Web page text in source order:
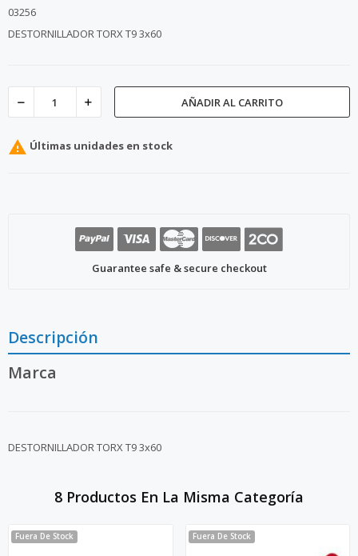
03256
DESTORNILLADOR TORX T9 3x60
AÑADIR AL CARRITO
 Últimas unidades en stock
Guarantee safe & secure checkout
Descripción
Marca
DESTORNILLADOR TORX T9 3x60
8 Productos En La Misma Categoría
Fuera De Stock Fuera De Stock